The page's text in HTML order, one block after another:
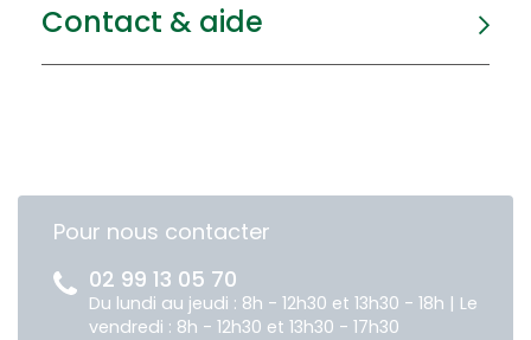
Contact & aide
Pour nous contacter
02 99 13 05 70
Du lundi au jeudi : 8h - 12h30 et 13h30 - 18h | Le
vendredi : 8h - 12h30 et 13h30 - 17h30